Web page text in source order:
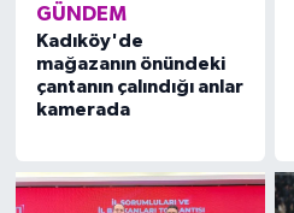
GÜNDEM
Kadıköy'de
mağazanın önündeki
çantanın çalındığı anlar
kamerada